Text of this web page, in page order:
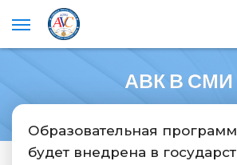
АВК В СМИ
Образовательная
будет внедрена в